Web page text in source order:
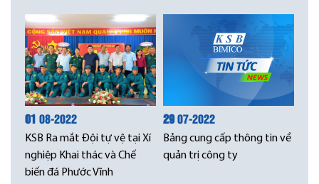
01 08-2022
KSB Ra mắt Đội tự vệ tại Xí
nghiệp Khai thác và Chế
biến đá Phước Vĩnh
2907-2022
Bảng cung cấp thông tin về
quản trị công ty